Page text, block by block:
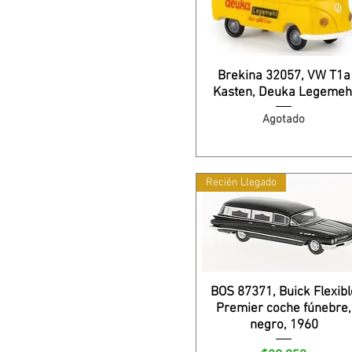
Brekina 32057, VW T1a
Kasten, Deuka
Agotado
Recién Llegado
BOS 87371, Buick
Premier coche fúnebre,
negro, 1960